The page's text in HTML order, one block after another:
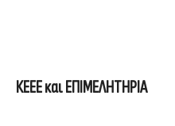
ΚΕΕΕ και ΕΠΙΜΕΛΗΤΗΡΙΑ